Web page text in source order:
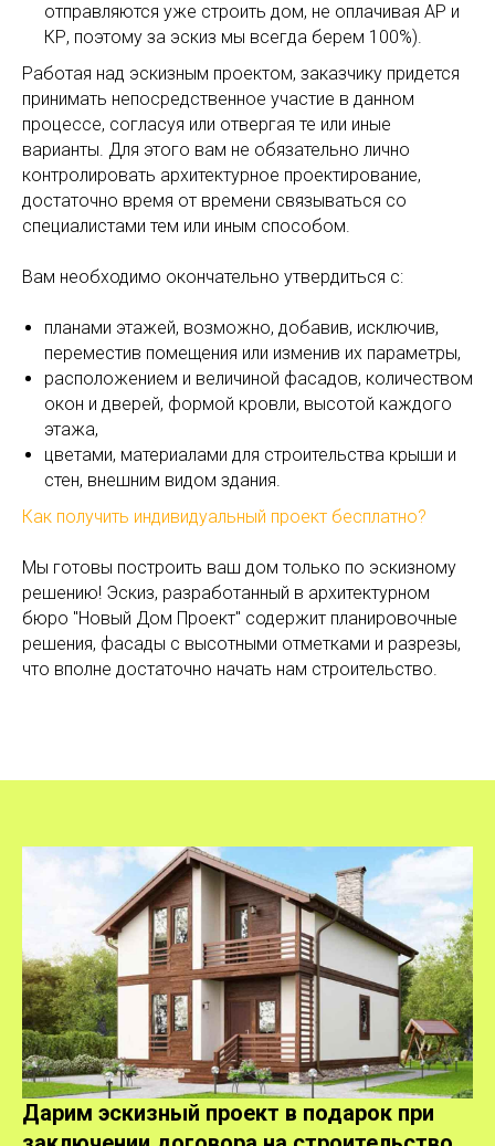
отправляются уже строить дом, не оплачивая АР и
КР, поэтому за эскиз мы всегда берем 100%).
Работая над эскизным проектом, заказчику придется
принимать непосредственное участие в данном
процессе, согласуя или отвергая те или иные
варианты. Для этого вам не обязательно лично
контролировать архитектурное проектирование,
достаточно время от времени связываться со
специалистами тем или иным способом.
Вам необходимо окончательно утвердиться с:
планами этажей, возможно, добавив, исключив,
переместив помещения или изменив их параметры,
расположением и величиной фасадов, количеством
окон и дверей, формой кровли, высотой каждого
этажа,
цветами, материалами для строительства крыши и
стен, внешним видом здания.
Как получить индивидуальный проект бесплатно?
Мы готовы построить ваш дом только по эскизному
решению! Эскиз, разработанный в архитектурном
бюро "Новый Дом Проект" содержит планировочные
решения, фасады с высотными отметками и разрезы,
что вполне достаточно начать нам строительство.
Дарим эскизный проект в подарок при